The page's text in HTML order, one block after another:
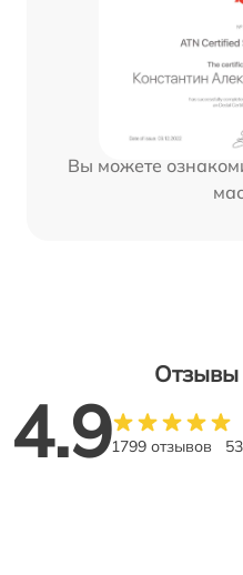
Вы можете
Отзывы
4.91799 отзывов